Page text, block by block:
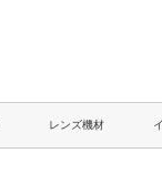
レンズ機材